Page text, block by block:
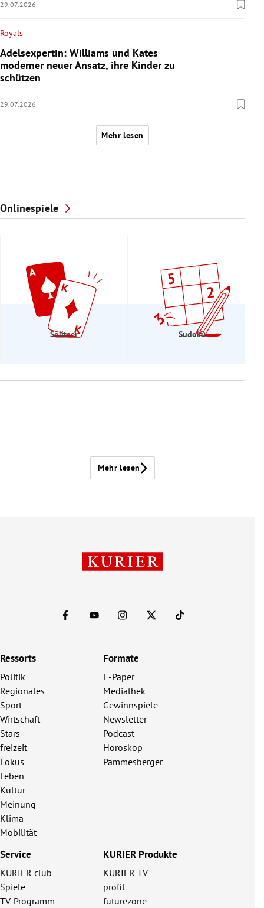
29.07.2026
Royals
Adelsexpertin: Williams und Kates
moderner neuer Ansatz, ihre Kinder zu
schützen
29.07.2026
Mehr lesen
Onlinespiele
Solitaer Sudoku
Mehr lesen
Ressorts
Politik
Regionales
Sport
Wirtschaft
Stars
freizeit
Fokus
Leben
Kultur
Meinung
Klima
Mobilität
Formate
E-Paper
Mediathek
Gewinnspiele
Newsletter
Podcast
Horoskop
Pammesberger
Service
KURIER club
Spiele
TV-Programm
KURIER Produkte
KURIER TV
profil
futurezone